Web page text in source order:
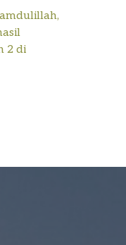
2 di